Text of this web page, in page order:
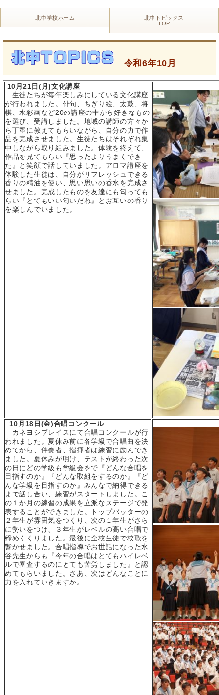
北中学校ホーム
北中トピックス
TOP
令和6年10月
10月21日(月)文化講座
生徒たちが毎年楽しみにしている文化講座
が行われました。俳句、ちぎり絵、太鼓、将
棋、水彩画など20の講座の中から好きなもの
を選び、受講しました。地域の講師の方々か
ら丁寧に教えてもらいながら、自分の力で作
品を完成させました。生徒たちはそれぞれ集
中しながら取り組みました。体験を終えて、
作品を見てもらい『思ったよりうまくでき
た』と笑顔で話していました。アロマ講座を
体験した生徒は、自分がリフレッシュできる
香りの精油を使い、思い思いの香水を完成さ
せました。完成したものを友達にも匂っても
らい『とてもいい匂いだね』とお互いの香り
を楽しんでいました。
10月18日(金)合唱コンクール
カネヨシプレイスにて合唱コンクールが行
われました。夏休み前に各学級で合唱曲を決
めてから、伴奏者、指揮者は練習に励んでき
ました。夏休みが明け、テストが終わった次
の日にどの学級も学級会をで『どんな合唱を
目指すのか』『どんな取組をするのか』『ど
んな学級を目指すのか』みんなで納得できる
まで話し合い、練習がスタートしました。こ
の１か月の練習の成果を立派なステージで発
表することができました。トップバッターの
２年生が雰囲気をつくり、次の１年生がさら
に勢いをつけ、３年生がレベルの高い合唱で
締めくくりました。最後に全校生徒で校歌を
響かせました。合唱指導でお世話になった水
谷先生からも『今年の合唱はとてもハイレベ
ルで審査するのにとても苦労しました』と認
めてもらいました。さあ、次はどんなことに
力を入れていきますか。